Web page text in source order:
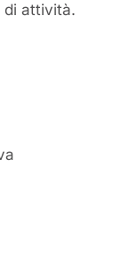
di attività.